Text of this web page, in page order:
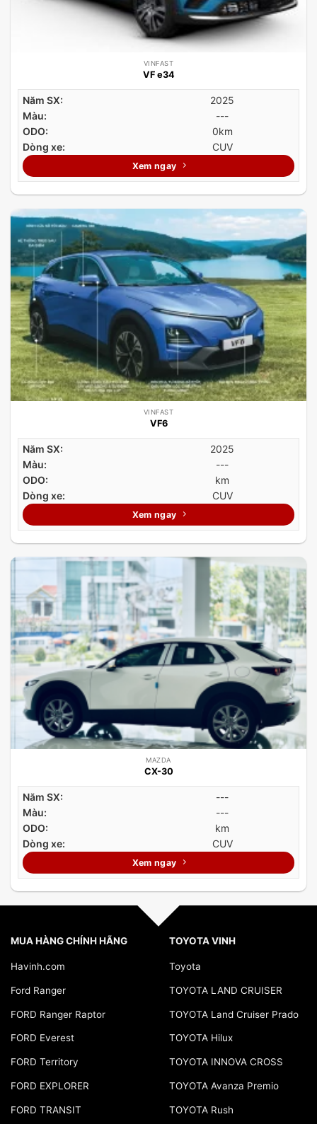
VINFAST
VF e34
Năm SX:
2025
Màu:
---
ODO:
0km
Dòng xe:
CUV
Xem ngay
VINFAST
VF6
Năm SX:
2025
Màu:
---
ODO:
km
Dòng xe:
CUV
Xem ngay
MAZDA
CX-30
Năm SX:
---
Màu:
---
ODO:
km
Dòng xe:
CUV
Xem ngay
MUA HÀNG CHÍNH HÃNG
Havinh.com
Ford Ranger
FORD Ranger Raptor
FORD Everest
FORD Territory
FORD EXPLORER
FORD TRANSIT
TOYOTA VINH
Toyota
TOYOTA LAND CRUISER
TOYOTA Land Cruiser Prado
TOYOTA Hilux
TOYOTA INNOVA CROSS
TOYOTA Avanza Premio
TOYOTA Rush